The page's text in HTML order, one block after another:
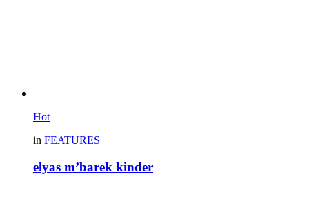
Hot
in FEATURES
elyas m’barek kinder